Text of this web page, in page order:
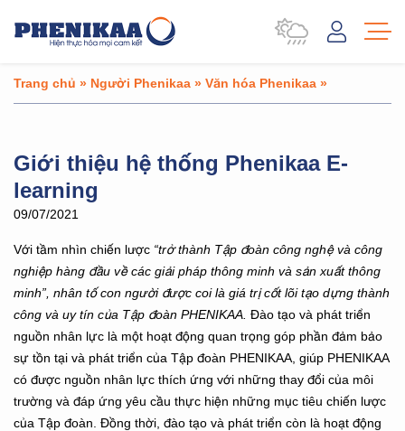
Trang chủ » Người Phenikaa » Văn hóa Phenikaa »
Giới thiệu hệ thống Phenikaa E-
learning
09/07/2021
Với tầm nhìn chiến lược “trở thành Tập đoàn công nghệ và công
nghiệp hàng đầu về các giải pháp thông minh và sản xuất thông
minh”, nhân tố con người được coi là giá trị cốt lõi tạo dựng thành
công và uy tín của Tập đoàn PHENIKAA. Đào tạo và phát triển
nguồn nhân lực là một hoạt động quan trọng góp phần đảm bảo
sự tồn tại và phát triển của Tập đoàn PHENIKAA, giúp PHENIKAA
có được nguồn nhân lực thích ứng với những thay đổi của môi
trường và đáp ứng yêu cầu thực hiện những mục tiêu chiến lược
của Tập đoàn. Đồng thời, đào tạo và phát triển còn là hoạt động